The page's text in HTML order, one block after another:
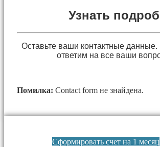
Узнать
Оставьте ваши контактные
ответим на все ваши
Помилка: Contact form не знайдена.
Сформировать счет на 1 месяц